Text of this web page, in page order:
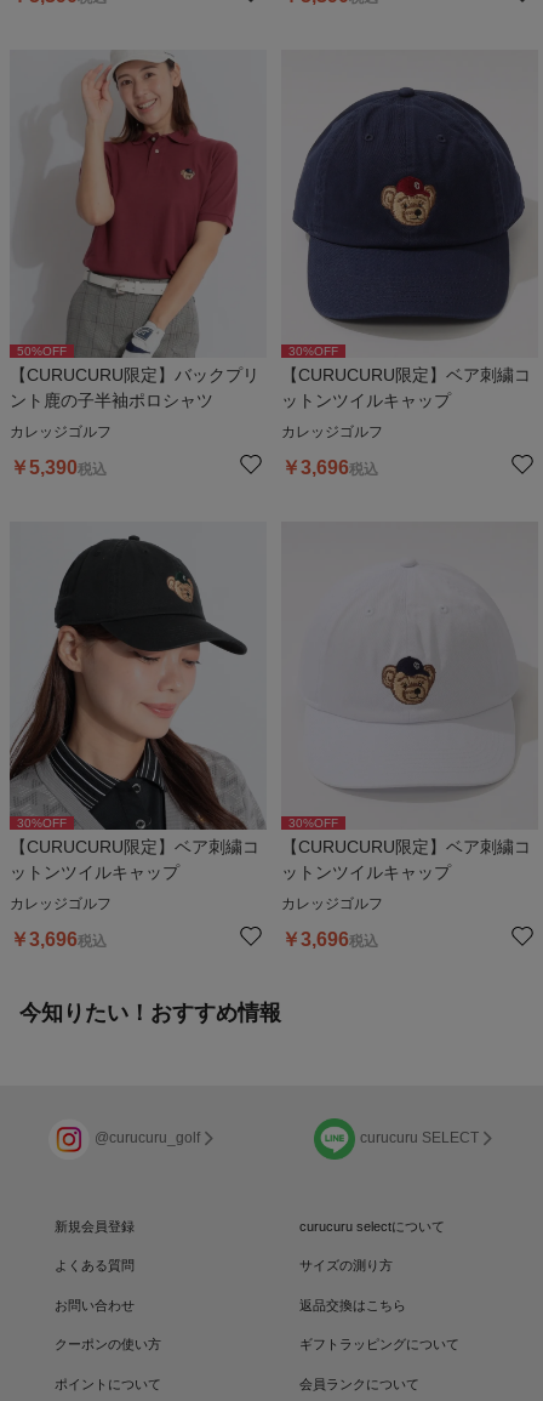
50%OFF
【CURUCURU限定】バックプリ
ント鹿の子半袖ポロシャツ
カレッジゴルフ
￥5,390税込
30%OFF
【CURUCURU限定】ベア刺繍コ
ットンツイルキャップ
カレッジゴルフ
￥3,696税込
30%OFF
【CURUCURU限定】ベア刺繍コ
ットンツイルキャップ
カレッジゴルフ
￥3,696税込
30%OFF
【CURUCURU限定】ベア刺繍コ
ットンツイルキャップ
カレッジゴルフ
￥3,696税込
今知りたい！おすすめ情報
@curucuru_golf curucuru SELECT
新規会員登録 curucuru selectについて
よくある質問 サイズの測り方
お問い合わせ 返品交換はこちら
クーポンの使い方 ギフトラッピングについて
ポイントについて 会員ランクについて